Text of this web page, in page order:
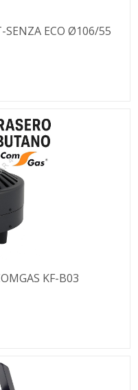
SENZA ECO Ø106/55
KF-B03